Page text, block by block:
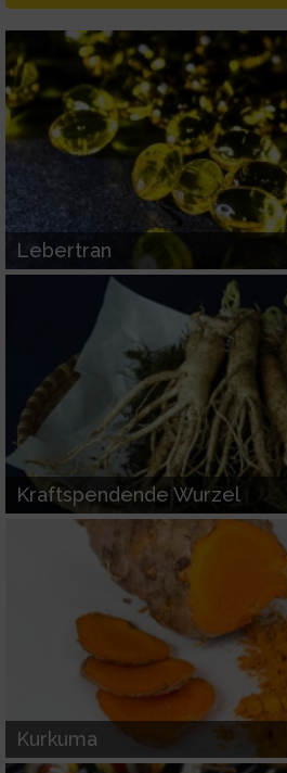
Lebertran
Kraftspendende Wurzel
Kurkuma